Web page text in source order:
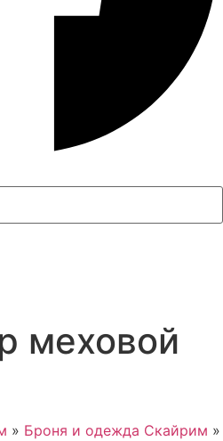
меховой
» Броня и одежда Скайрим »